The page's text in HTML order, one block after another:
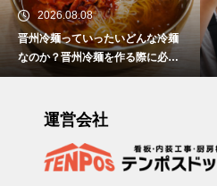
2026.08.08
晋州冷麺っていったいどんな冷麺
なのか？晋州冷麺を作る際に必要
なアイテムとは？
運営会社